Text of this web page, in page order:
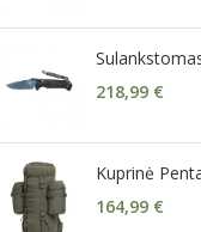
218,99 €
Kuprinė
164,99 €